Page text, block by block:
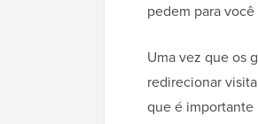
pedem para
Uma vez que os
redirecionar
que é importante